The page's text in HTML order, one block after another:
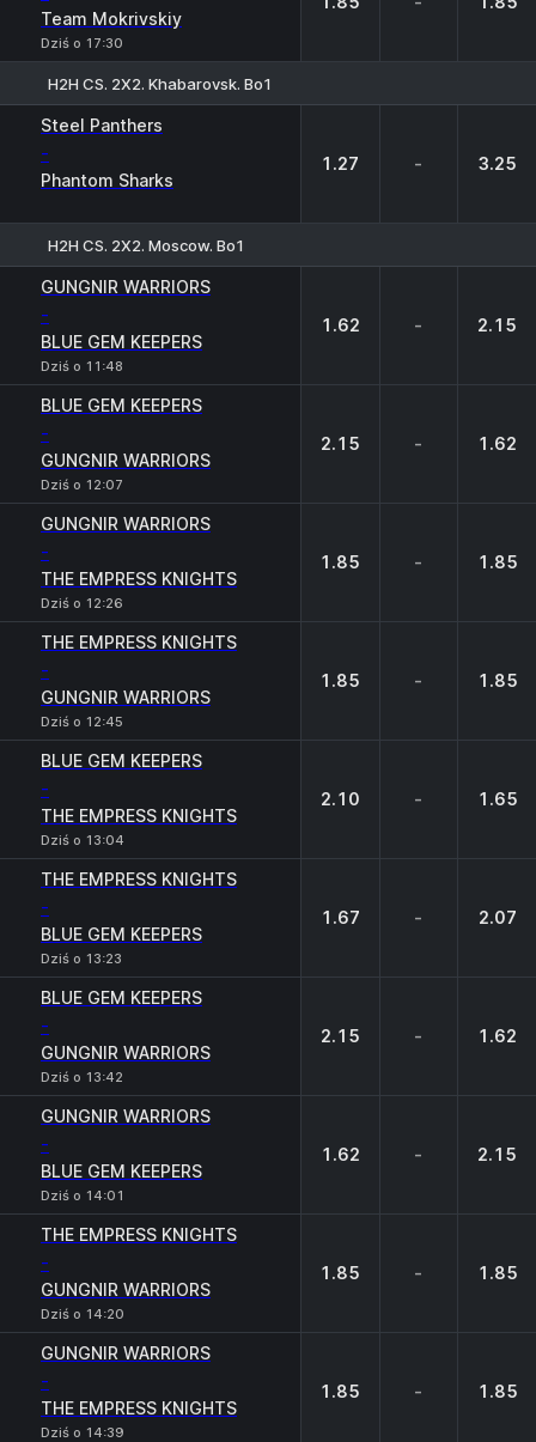
Team Mokrivskiy
Dziś o 17:30
H2H CS. 2X2. Khabarovsk. Bo1
Steel Panthers
-
Phantom Sharks
1.27 - 3.25
H2H CS. 2X2. Moscow. Bo1
GUNGNIR WARRIORS
-
BLUE GEM KEEPERS
Dziś o 11:48
1.62 - 2.15
BLUE GEM KEEPERS
-
GUNGNIR WARRIORS
Dziś o 12:07
2.15 - 1.62
GUNGNIR WARRIORS
-
THE EMPRESS KNIGHTS
Dziś o 12:26
1.85 - 1.85
THE EMPRESS KNIGHTS
-
GUNGNIR WARRIORS
Dziś o 12:45
1.85 - 1.85
BLUE GEM KEEPERS
-
THE EMPRESS KNIGHTS
Dziś o 13:04
2.10 - 1.65
THE EMPRESS KNIGHTS
-
BLUE GEM KEEPERS
Dziś o 13:23
1.67 - 2.07
BLUE GEM KEEPERS
-
GUNGNIR WARRIORS
Dziś o 13:42
2.15 - 1.62
GUNGNIR WARRIORS
-
BLUE GEM KEEPERS
Dziś o 14:01
1.62 - 2.15
THE EMPRESS KNIGHTS
-
GUNGNIR WARRIORS
Dziś o 14:20
1.85 - 1.85
GUNGNIR WARRIORS
-
THE EMPRESS KNIGHTS
Dziś o 14:39
1.85 - 1.85